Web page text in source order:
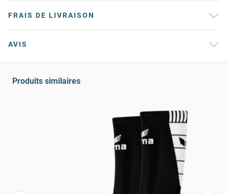
FRAIS DE LIVRAISON
AVIS
Produits similaires